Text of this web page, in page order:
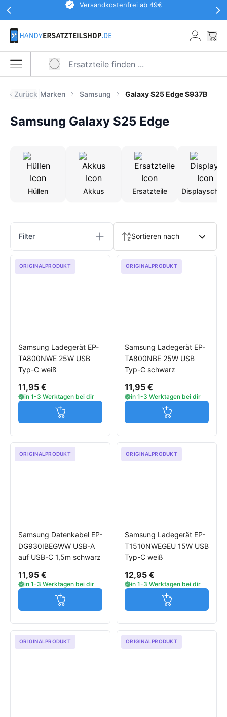
Zum Hauptinhalt springen
Werbeaktionen KopfzeileVersandkostenfrei ab 49€
Menü öffnen
Zurück Marken Samsung Galaxy S25 Edge S937B
Samsung Galaxy S25 Edge
Hüllen Akkus Ersatzteile
Produkte
Filter Sortieren nach
ORIGINALPRODUKT
Samsung Ladegerät EP-
TA800NWE 25W USB
Typ-C weiß
11,95 €
in 1-3 Werktagen bei dir
Jetzt in den Warenkorb
ORIGINALPRODUKT
Samsung Ladegerät EP-
TA800NBE 25W USB
Typ-C schwarz
11,95 €
in 1-3 Werktagen bei dir
Jetzt in den
ORIGINALPRODUKT
Samsung Datenkabel EP-
DG930IBEGWW USB-A
auf USB-C 1,5m schwarz
11,95 €
in 1-3 Werktagen bei dir
Jetzt in den Warenkorb
ORIGINALPRODUKT
Samsung Ladegerät EP-
T1510NWEGEU 15W USB
Typ-C weiß
12,95 €
in 1-3 Werktagen bei dir
Jetzt in den
ORIGINALPRODUKT ORIGINALPRODUKT